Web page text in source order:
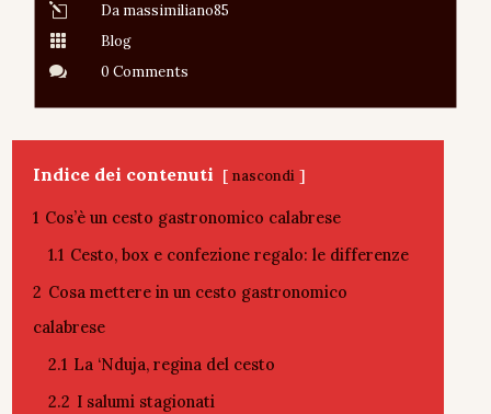
l Da massimiliano85
 Blog
 0 Comments
Indice dei contenuti nascondi
1 Cos’è un cesto gastronomico calabrese
1.1 Cesto, box e confezione regalo: le differenze
2 Cosa mettere in un cesto gastronomico
calabrese
2.1 La ‘Nduja, regina del cesto
2.2 I salumi stagionati